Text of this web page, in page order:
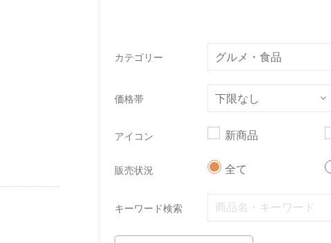
カテゴリー
価格帯
アイコン 新商品
販売状況 全て
キーワード検索